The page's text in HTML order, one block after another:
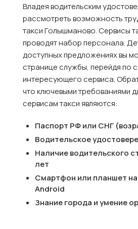
Владея водительским
рассмотреть возможность
такси Голышманово. Сервисы
проводят набор персонала.
доступных предложениях вы
странице службы, перейдя по
интересующего сервиса.
что ключевыми требованиями
сервисам такси являются:
Паспорт РФ или СНГ
Водительское
Наличие водительского
лет
Смартфон или планшет
Android
Знание города и умение